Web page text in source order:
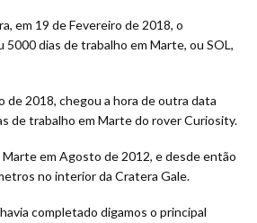
em 19 de Fevereiro de 2018, o
dias de trabalho em Marte, ou SOL,
de 2018, chegou a hora de outra data
de trabalho em Marte do rover Curiosity.
em Agosto de 2012, e desde então
no interior da Cratera Gale.
completado digamos o principal